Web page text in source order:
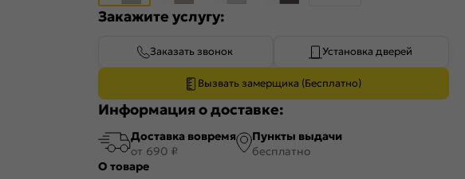
Закажите услугу:
Заказать звонок Установка дверей
Вызвать замерщика (Бесплатно)
Информация о доставке:
Доставка вовремя
от 690 ₽
Пункты выдачи
бесплатно
О товаре